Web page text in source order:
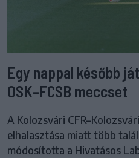
Egy nappal később
OSK–FCSB meccset
A Kolozsvári
elhalasztása miatt több
módosította a Hivatásos